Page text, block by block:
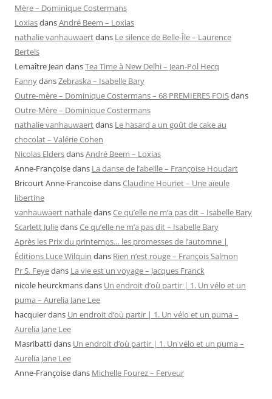
Mère – Dominique Costermans
LoxiasdansAndré Beem – Loxias
nathalie vanhauwaertdans Le silence de Belle-Île – Laurence
Bertels
Lemaître Jean dansTea Time à New Delhi – Jean-Pol Hecq
FannydansZebraska – Isabelle Bary
Outre-mère – Dominique Costermans – 68 PREMIERES FOISdans
Outre-Mère – Dominique Costermans
nathalie vanhauwaertdans Le hasard a un goût de cake au
chocolat – Valérie Cohen
Nicolas EldersdansAndré Beem – Loxias
Anne-Françoisedans La danse de l’abeille – Françoise Houdart
Bricourt Anne-FrancoisedansClaudine Houriet – Une aïeule
libertine
vanhauwaert nathaledansCe qu’elle ne m’a pas dit – Isabelle Bary
Scarlett JuliedansCe qu’elle ne m’a pas dit – Isabelle Bary
Après les Prix du printemps… les promesses de l’automne |
Éditions Luce Wilquin dans Rien n’est rouge – François Salmon
Pr S. Feyedans La vie est un voyage – Jacques Franck
nicole heurckmansdans Un endroit d’où partir | 1. Un vélo et un
puma – Aurelia Jane Lee
hacquierdans Un endroit d’où partir | 1. Un vélo et un puma –
Aurelia Jane Lee
Masribattidans Un endroit d’où partir | 1. Un vélo et un puma –
Aurelia Jane Lee
Anne-Françoisedans Michelle Fourez – Ferveur